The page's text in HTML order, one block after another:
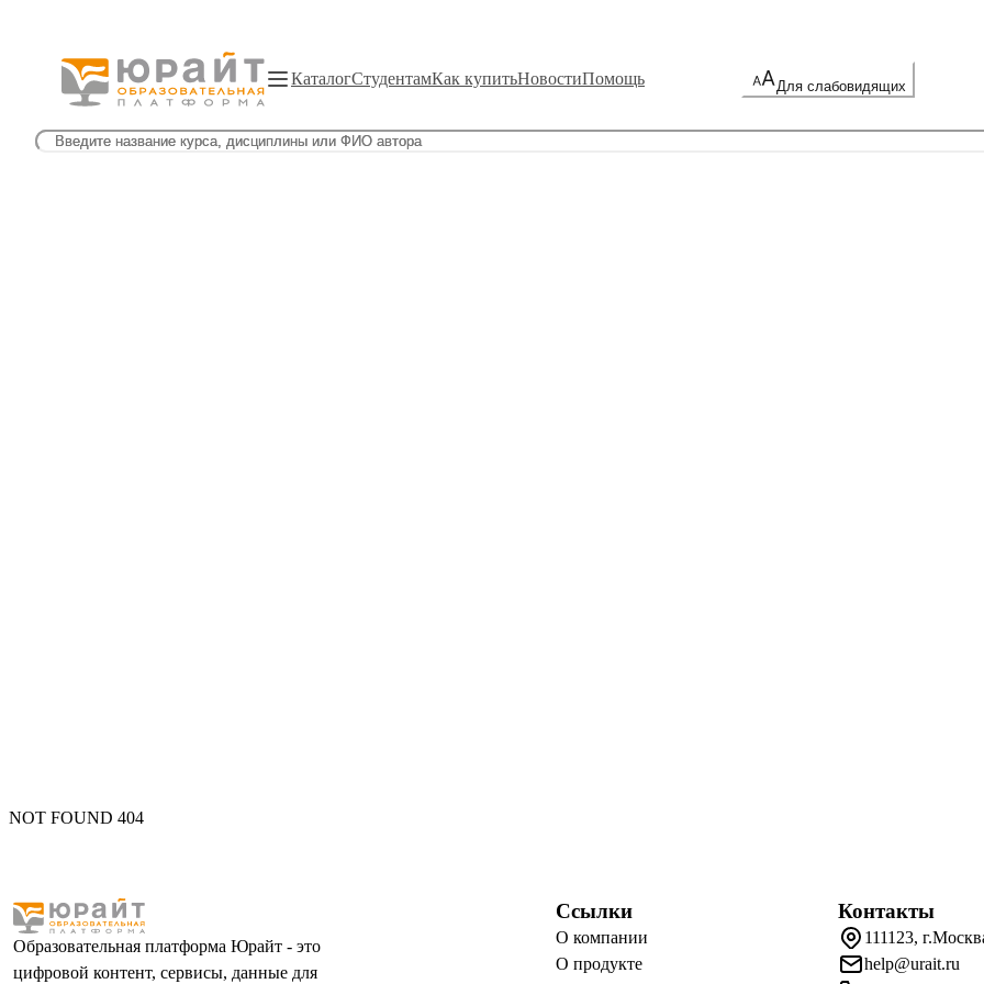
КаталогСтудентамКак купитьНовостиПомощь Для слабовидящих
NOT FOUND 404
Образовательная платформа Юрайт - это
цифровой контент, сервисы, данные для
Ссылки
О компании
О продукте
Контакты
111123,
help@urait.ru